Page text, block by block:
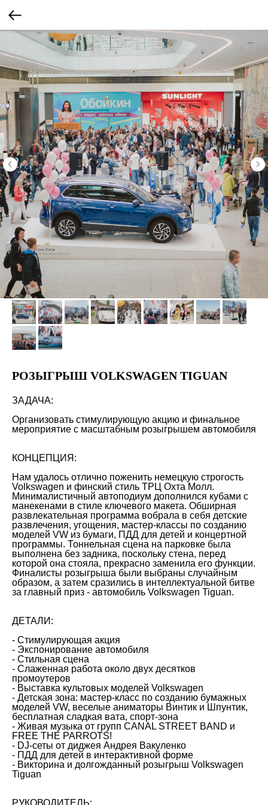
РОЗЫГРЫШ VOLKSWAGEN TIGUAN
ЗАДАЧА:
Организовать стимулирующую акцию и финальное
мероприятие с масштабным розыгрышем автомобиля
КОНЦЕПЦИЯ:
Нам удалось отлично поженить немецкую строгость
Volkswagen и финский стиль ТРЦ Охта Молл.
Минималистичный автоподиум дополнился кубами с
манекенами в стиле ключевого макета. Обширная
развлекательная программа вобрала в себя детские
развлечения, угощения, мастер-классы по созданию
моделей VW из бумаги, ПДД для детей и концертной
программы. Тоннельная сцена на парковке была
выполнена без задника, поскольку стена, перед
которой она стояла, прекрасно заменила его функции.
Финалисты розыгрыша были выбраны случайным
образом, а затем сразились в интеллектуальной битве
за главный приз - автомобиль Volkswagen Tiguan.
ДЕТАЛИ:
- Стимулирующая акция
- Экспонирование автомобиля
- Стильная сцена
- Слаженная работа около двух десятков
промоутеров
- Выставка культовых моделей Volkswagen
- Детская зона: мастер-класс по созданию бумажных
моделей VW, веселые аниматоры Винтик и Шпунтик,
бесплатная сладкая вата, спорт-зона
- Живая музыка от групп CANAL STREET BAND и
FREE THE PARROTS!
- DJ-сеты от диджея Андрея Вакуленко
- ПДД для детей в интерактивной форме
- Викторина и долгожданный розыгрыш Volkswagen
Tiguan
РУКОВОДИТЕЛЬ: